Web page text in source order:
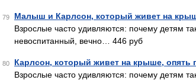
79 Малыш и Карлсон, который живет на
Взрослые часто удивляются: почему детям
невоспитанный, вечно… 446 руб
80 Карлсон, который живет на крыше, опять
Взрослые часто удивляются: почему детям